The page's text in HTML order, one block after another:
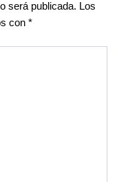
será publicada. Los
con *